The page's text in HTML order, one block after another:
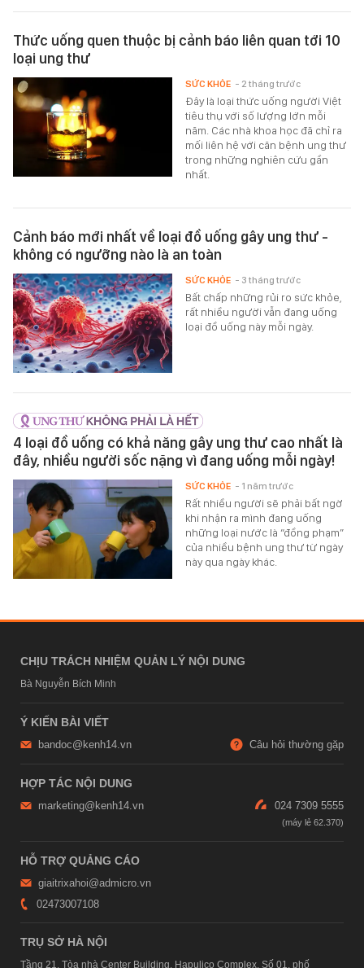
Thức uống quen thuộc bị cảnh báo liên quan tới 10
loại ung thư
Đây là loại thức uống người Việt
tiêu thụ với số lượng lớn mỗi
năm. Các nhà khoa học đã chỉ ra
mối liên hệ với căn bệnh ung thư
trong những nghiên cứu gần
nhất.
SỨC KHỎE - 2 tháng trước
Cảnh báo mới nhất về loại đồ uống gây ung thư -
không có ngưỡng nào là an toàn
Bất chấp những rủi ro sức khỏe,
rất nhiều người vẫn đang uống
loại đồ uống này mỗi ngày.
SỨC KHỎE - 3 tháng trước
4 loại đồ uống có khả năng gây ung thư cao nhất là
đây, nhiều người sốc nặng vì đang uống mỗi ngày!
Rất nhiều người sẽ phải bất ngờ
khi nhận ra mình đang uống
những loại nước là “đồng phạm”
của nhiều bệnh ung thư từ ngày
này qua ngày khác.
SỨC KHỎE - 1 năm trước
CHỊU TRÁCH NHIỆM QUẢN LÝ NỘI DUNG
Bà Nguyễn Bích Minh
Ý KIẾN BÀI VIẾT
bandoc@kenh14.vn Câu hỏi thường gặp
HỢP TÁC NỘI DUNG
marketing@kenh14.vn 024 7309 5555
HỖ TRỢ QUẢNG CÁO
giaitrixahoi@admicro.vn
02473007108
TRỤ SỞ HÀ NỘI
Tầng 21, Tòa nhà Center Building, Hapulico Complex, Số 01, phố